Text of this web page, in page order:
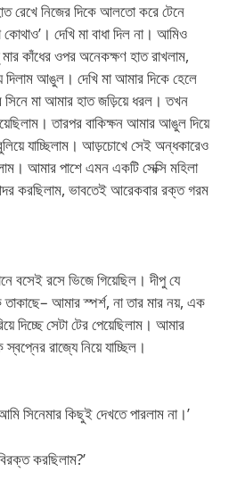
রেখে নিজের দিকে আলতো করে টেনে
দেখি মা বাধা দিল না। আমিও
কাঁধের ওপর অনেকক্ষণ হাত রাখলাম,
আঙুল। দেখি মা আমার দিকে হেলে
মা আমার হাত জড়িয়ে ধরল। তখন
তারপর বাকিক্ষন আমার আঙুল দিয়ে
যাচ্ছিলাম। আড়চোখে সেই অন্ধকারেও
আমার পাশে এমন একটি সেক্সি মহিলা
করছিলাম, ভাবতেই আরেকবার রক্ত গরম
বসেই রসে ভিজে গিয়েছিল। দীপু যে
আমার স্পর্শ, না তার মার নয়, এক
দিচ্ছে সেটা টের পেয়েছিলাম। আমার
রাজ্যে নিয়ে যাচ্ছিল।
সিনেমার কিছুই দেখতে পারলাম না।’
করছিলাম?’